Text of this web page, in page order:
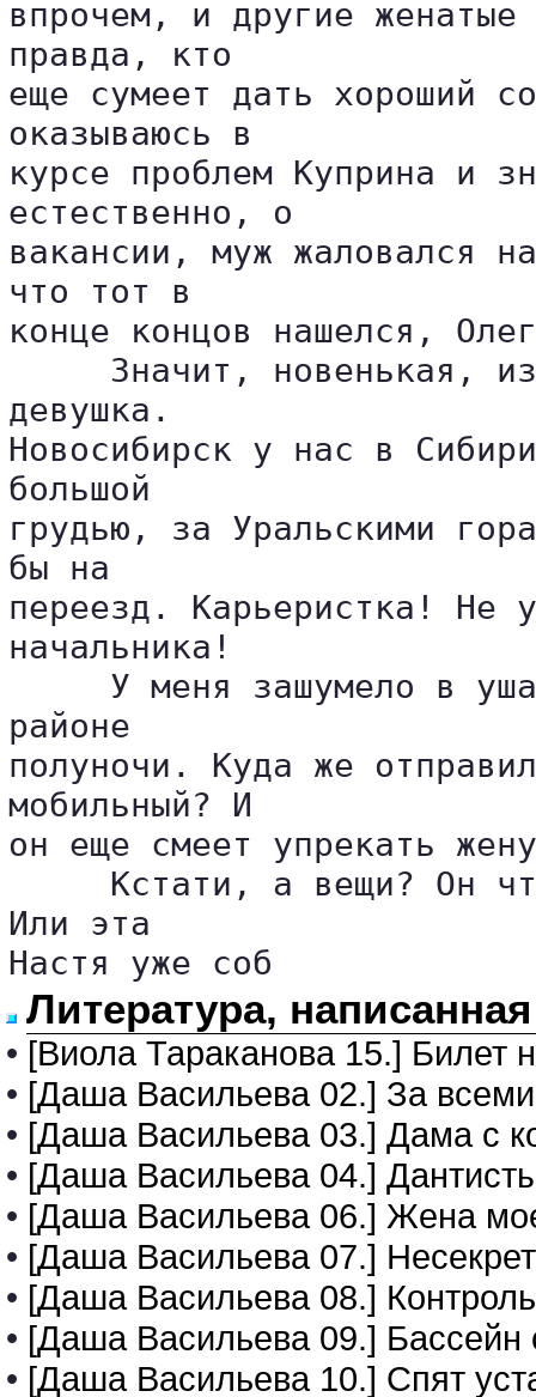
впрочем, и другие
правда, кто
еще сумеет дать хороший
оказываюсь в
курсе проблем Куприна и
естественно, о
вакансии, муж жаловался
что тот в
конце концов нашелся,
Значит, новенькая,
девушка.
Новосибирск у нас в
большой
грудью, за Уральскими
бы на
переезд. Карьеристка! Не
начальника!
У меня зашумело в
районе
полуночи. Куда же
мобильный? И
он еще смеет упрекать
Кстати, а вещи? Он
Или эта
Настя уже соб
Литература,
• [Виола Тараканова 15.] Билет
• [Даша Васильева 02.] За
• [Даша Васильева 03.] Дама с
• [Даша Васильева 04.]
• [Даша Васильева 06.] Жена
• [Даша Васильева 07.]
• [Даша Васильева 08.]
• [Даша Васильева 09.] Бассейн
• [Даша Васильева 10.] Спят